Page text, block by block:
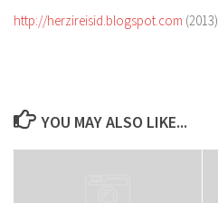
http://herzireisid.blogspot.com (2013)
YOU MAY ALSO LIKE...